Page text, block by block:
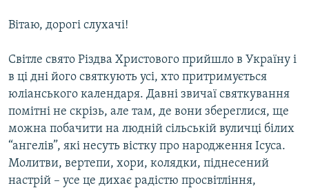
ДОЛУЧАЙСЯ!
Усі сайти RFE/RL
Вітаю, дорогі слухачі!
Світле свято Різдва Христового прийшло в Україну і
в ці дні його святкують усі, хто притримується
юліанського календаря. Давні звичаї святкування
помітні не скрізь, але там, де вони збереглися, ще
можна побачити на людній сільській вуличці білих
“ангелів”, які несуть вістку про народження Ісуса.
Молитви, вертепи, хори, колядки, піднесений
настрій – усе це дихає радістю просвітління,